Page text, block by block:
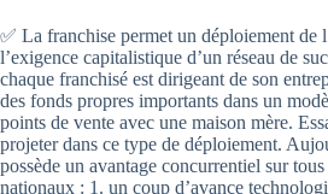
✅ La franchise permet un déploiement de
l’exigence capitalistique d’un réseau de
chaque franchisé est dirigeant de son
des fonds propres importants dans un
points de vente avec une maison mère.
projeter dans ce type de déploiement.
possède un avantage concurrentiel sur
nationaux : 1. un coup d’avance